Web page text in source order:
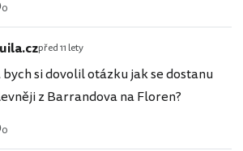
0
před 11 lety
bych si dovolil otázku jak se dostanu
z Barrandova na Floren?
0